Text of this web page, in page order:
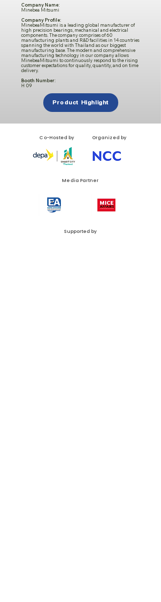
Company Name:
Minebea Mitsumi
Company Profile:
MinebeaMitsumi is a leading global manufacturer of
high precision bearings, mechanical and electrical
components. The company comprises of 60
manufacturing plants and R&D facilities in 14 countries
spanning the world with Thailand as our biggest
manufacturing base. The modern and comprehensive
manufacturing technology in our company allows
MinebeaMitsumi to continuously respond to the rising
customer expectations for quality, quantity, and on time
delivery.
Booth Number:
H 09
Product Highlight
Co-Hosted by Organized by
Media Partner
Supported by